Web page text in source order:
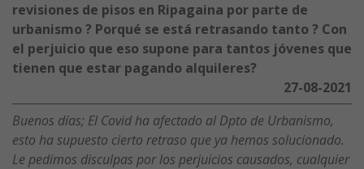
revisiones de pisos en Ripagaina por parte de
urbanismo ? Porqué se está retrasando tanto ? Con
el perjuicio que eso supone para tantos jóvenes que
tienen que estar pagando alquileres?
27-08-2021
Buenos días; El Covid ha afectado al Dpto de Urbanismo,
esto ha supuesto cierto retraso que ya hemos solucionado.
Le pedimos disculpas por los perjuicios causados, cualquier